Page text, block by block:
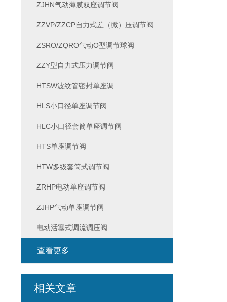
ZJHN气动薄膜双座调节阀
ZZVP/ZZCP自力式差（微）压调节阀
ZSRO/ZQRO气动O型调节球阀
ZZY型自力式压力调节阀
HTSW波纹管密封单座调
HLS小口径单座调节阀
HLC小口径套筒单座调节阀
HTS单座调节阀
HTW多级套筒式调节阀
ZRHP电动单座调节阀
ZJHP气动单座调节阀
电动活塞式调流调压阀
查看更多
相关文章